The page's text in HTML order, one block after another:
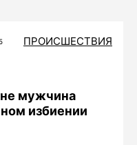
ПРОИСШЕСТВИЯ
мужчина
избиении